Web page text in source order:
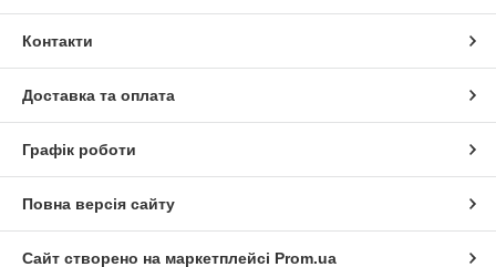
Контакти
Доставка та оплата
Графік роботи
Повна версія сайту
Сайт створено на маркетплейсі Prom.ua